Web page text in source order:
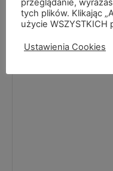
migdał w jeżynie
przeglądanie,
tych plików. Klikając
użycie WSZYSTKICH
Ustawienia Cookies